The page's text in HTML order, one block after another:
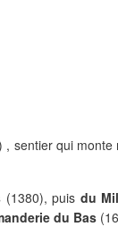
sentier qui monte
(1380), puis du
du Bas